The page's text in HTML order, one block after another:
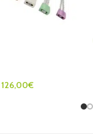
126,00€